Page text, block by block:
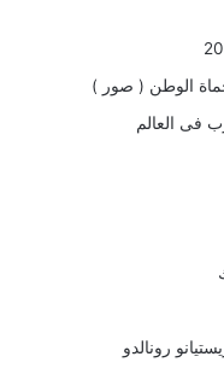
الوطن ( صور )
فى العالم
رونالدو